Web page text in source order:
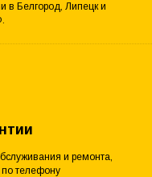
в Белгород, Липецк и
и ремонта,
телефону